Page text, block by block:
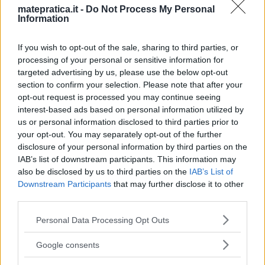
matepratica.it - Do Not Process My Personal
Information
If you wish to opt-out of the sale, sharing to third parties, or
processing of your personal or sensitive information for
targeted advertising by us, please use the below opt-out
section to confirm your selection. Please note that after your
opt-out request is processed you may continue seeing
interest-based ads based on personal information utilized by
us or personal information disclosed to third parties prior to
your opt-out. You may separately opt-out of the further
disclosure of your personal information by third parties on the
IAB’s list of downstream participants. This information may
also be disclosed by us to third parties on the IAB’s List of
Downstream Participants that may further disclose it to other
Please note that this website/app uses one or more Google
not limited to your visit or usage behaviour. You may click to
Personal Data Processing Opt Outs
Google consents
31 Gennaio 2014 alle 18:44
dall’autore.
Rispondi
antonio mariaha detto:
30 Agosto 2013 alle 17:52
salve,potresti gentilmente spiegarmi
ke operazioni fai per svolgere i
tentativi??se x=0.5, -